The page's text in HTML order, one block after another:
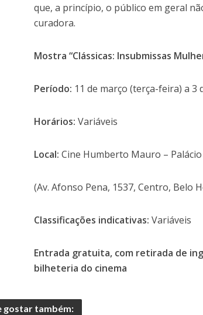
que, a princípio, o público em geral
curadora.
Mostra “Clássicas: Insubmissas
Período: 11 de março (terça-feira) a
Horários:Variáveis
Local:Cine Humberto Mauro –
(Av. Afonso Pena, 1537, Centro, Belo
Classificações indicativas:Variáveis
Entrada gratuita, com retirada de
bilheteria do cinema
gostar também: